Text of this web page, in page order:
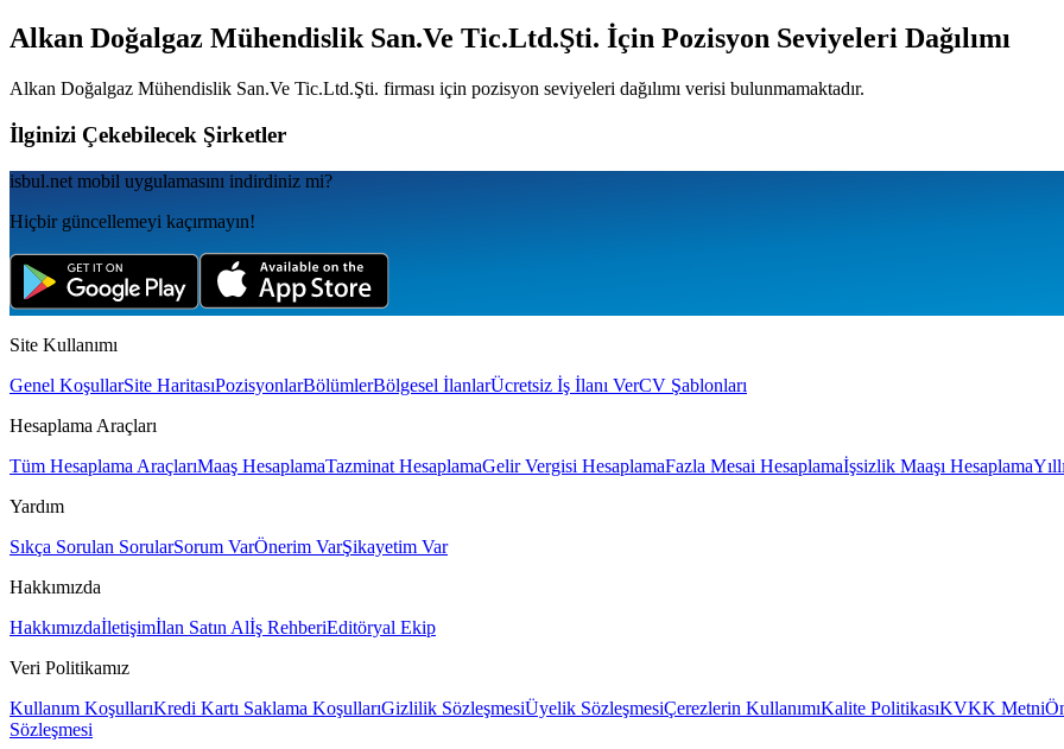
Alkan Doğalgaz Mühendislik San.Ve Tic.Ltd.Şti. İçin Pozisyon Seviyeleri Dağılımı
Alkan Doğalgaz Mühendislik San.Ve Tic.Ltd.Şti. firması için pozisyon seviyeleri dağılımı verisi bulunmamaktadır.
İlginizi Çekebilecek Şirketler
isbul.net mobil uygulamаsını indirdiniz mi?
Hiçbir güncellemeyi kaçırmayın!
Site Kullanımı
Genel KoşullarSite HaritasıPozisyonlarBölümlerBölgesel İlanlarÜcretsiz İş İlanı VerCV Şablonları
Hesaplama Araçları
Tüm Hesaplama AraçlarıMaaş HesaplamaTazminat HesaplamaGelir Vergisi HesaplamaFazla Mesai Hesaplamaİşsizlik Maaşı Hesaplama
Yardım
Sıkça Sorulan SorularSorum VarÖnerim VarŞikayetim Var
Hakkımızda
Hakkımızdaİletişimİlan Satın Alİş RehberiEditöryal Ekip
Veri Politikamız
Kullanım KoşullarıKredi Kartı Saklama KoşullarıGizlilik SözleşmesiÜyelik SözleşmesiÇerezlerin KullanımıKalite PolitikasıKVKK Metni
Sözleşmesi